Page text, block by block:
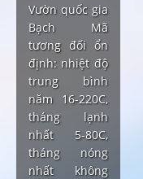
Vườn quốc gia
Bạch Mã
tương đối ổn
định: nhiệt độ
trung bình
năm 16-220C,
tháng lạnh
nhất 5-80C,
tháng nóng
nhất không